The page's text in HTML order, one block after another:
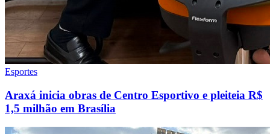
Esportes
Araxá inicia obras de Centro Esportivo e pleiteia R$
1,5 milhão em Brasília